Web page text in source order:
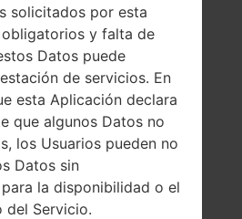
solicitados por esta
y falta de
Datos puede
de servicios. En
esta Aplicación declara
que algunos Datos no
los Usuarios pueden no
Datos sin
la disponibilidad o el
del Servicio.